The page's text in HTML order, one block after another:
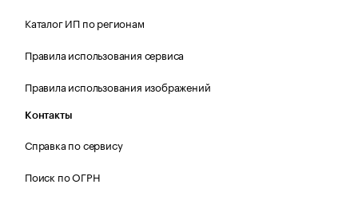
Каталог ИП по регионам
Правила использования сервиса
Правила использования изображений
Контакты
Справка по сервису
Поиск по ОГРН